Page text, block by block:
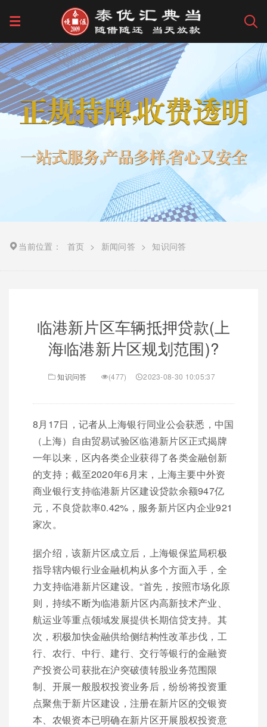
当前位置： 首页 > 新闻问答 > 知识问答
临港新片区车辆抵押贷款(上
海临港新片区规划范围)?
知识问答 (477) 2023-08-30 10:05:37
8月17日，记者从上海银行同业公会获悉，中国
（上海）自由贸易试验区临港新片区正式揭牌
一年以来，区内各类企业获得了各类金融创新
的支持；截至2020年6月末，上海主要中外资
商业银行支持临港新片区建设贷款余额947亿
元，不良贷款率0.42%，服务新片区内企业921
家次。
据介绍，该新片区成立后，上海银保监局积极
指导辖内银行业金融机构从多个方面入手，全
力支持临港新片区建设。“首先，按照市场化原
则，持续不断为临港新片区内高新技术产业、
航运业等重点领域发展提供长期信贷支持。其
次，积极加快金融供给侧结构性改革步伐，工
行、农行、中行、建行、交行等银行的金融资
产投资公司获批在沪突破债转股业务范围限
制、开展一般股权投资业务后，纷纷将投资重
点聚焦于新片区建设，注册在新片区的交银资
本、农银资本已明确在新片区开展股权投资意